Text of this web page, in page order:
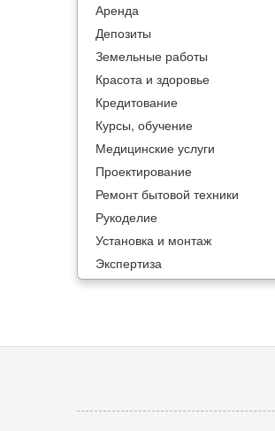
Аренда
Депозиты
Земельные работы
Красота и здоровье
Кредитование
Курсы, обучение
Медицинские услуги
Проектирование
Ремонт бытовой техники
Рукоделие
Установка и монтаж
Экспертиза